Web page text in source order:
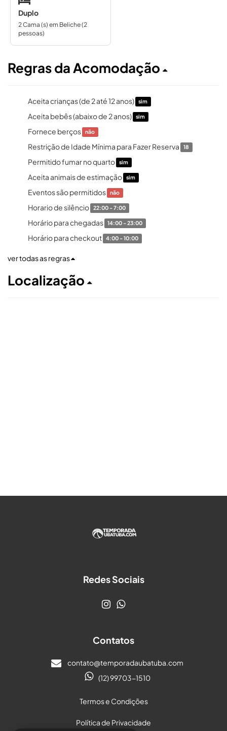
Duplo
2 Cama (s) em Beliche (2
pessoas)
Regras da Acomodação
Aceita crianças (de 2 até 12 anos) sim
Aceita bebês (abaixo de 2 anos) sim
Fornece berços não
Restrição de Idade Mínima para Fazer Reserva 18
Permitido fumar no quarto sim
Aceita animais de estimação sim
Eventos são permitidos não
Horario de silêncio 22:00 - 7:00
Horário para chegadas 14:00 - 23:00
Horário para checkout 4:00 - 10:00
ver todas as regras
Localização
Redes Sociais
Contatos
contato@temporadaubatuba.com
(12) 99703-1510
Termos e Condições
Política de Privacidade